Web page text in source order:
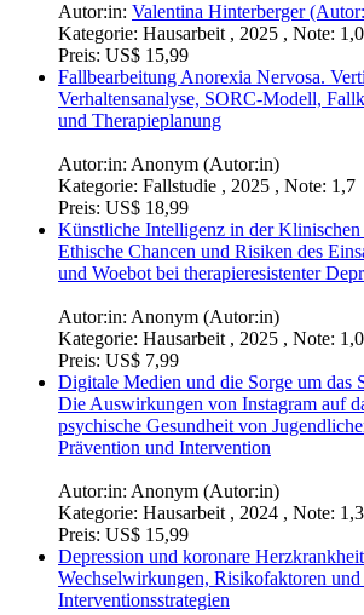
Autor:in: Valentina Hinterberger
Kategorie: Hausarbeit , 2025 , Note: 1,0
Preis: US$ 15,99
Fallbearbeitung Anorexia Nervosa.
Verhaltensanalyse, SORC-Modell,
und Therapieplanung
Autor:in: Anonym (Autor:in)
Kategorie: Fallstudie , 2025 , Note: 1,7
Preis: US$ 18,99
Künstliche Intelligenz in der Klinischen
Ethische Chancen und Risiken des
und Woebot bei therapieresistenter
Autor:in: Anonym (Autor:in)
Kategorie: Hausarbeit , 2025 , Note: 1,0
Preis: US$ 7,99
Digitale Medien und die Sorge um das
Die Auswirkungen von Instagram auf
psychische Gesundheit von
Prävention und Intervention
Autor:in: Anonym (Autor:in)
Kategorie: Hausarbeit , 2024 , Note: 1,3
Preis: US$ 15,99
Depression und koronare
Wechselwirkungen, Risikofaktoren
Interventionsstrategien